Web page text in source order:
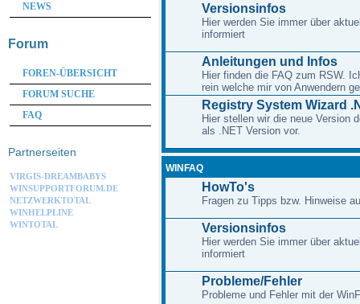
Versionsinfos
Hier werden Sie immer über
informiert
Anleitungen und Infos
Hier finden die FAQ zum RSW.
rein welche mir von Anwendern
Registry System Wizard
Hier stellen wir die neue Version
als .NET Version vor.
WINFAQ
HowTo's
Fragen zu Tipps bzw. Hinweise
Versionsinfos
Hier werden Sie immer über
informiert
Probleme/Fehler
Probleme und Fehler mit der
NEWS
Forum
FOREN-ÜBERSICHT
FORUM SUCHE
FAQ
Partnerseiten
VIRGIS-DREAMBABYS
WINSUPPORTFORUM.DE
NETZWERKTOTAL
WINHELPLINE
WINTOTAL